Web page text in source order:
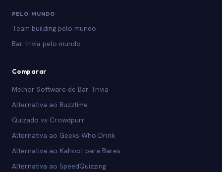
PELO MUNDO
Team building pelo mundo
Bar trivia pelo mundo
Comparar
Melhor Software de Bar Trivia
Alternativa ao Buzztime
Quizado vs Crowdpurr
Alternativa ao Geeks Who Drink
Alternativa ao Kahoot para Bares
Alternativa ao SpeedQuizzing